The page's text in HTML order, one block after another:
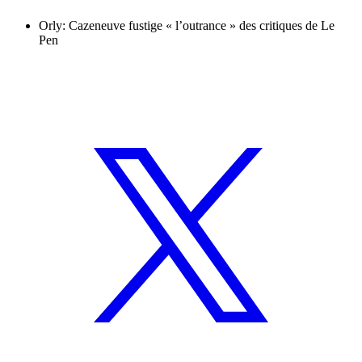
Orly: Cazeneuve fustige « l’outrance » des critiques de Le
Pen